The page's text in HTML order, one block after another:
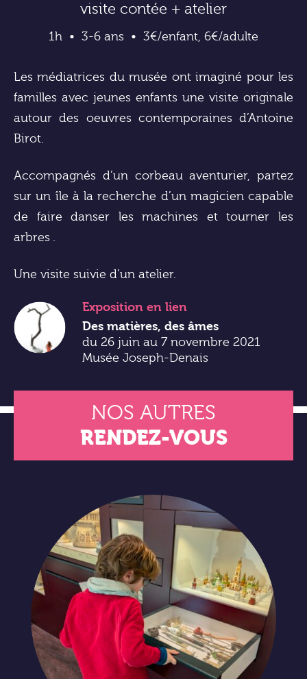
visite contée + atelier
1h 3-6 ans 3€/enfant, 6€/adulte
Les médiatrices du musée ont imaginé pour les
familles avec jeunes enfants une visite originale
autour des oeuvres contemporaines d’Antoine
Birot.
Accompagnés d’un corbeau aventurier, partez
sur un île à la recherche d’un magicien capable
de faire danser les machines et tourner les
arbres .
Une visite suivie d’un atelier.
Exposition en lien
Des matières, des âmes
du 26 juin au 7 novembre 2021
Musée Joseph-Denais
NOS AUTRES
RENDEZ-VOUS